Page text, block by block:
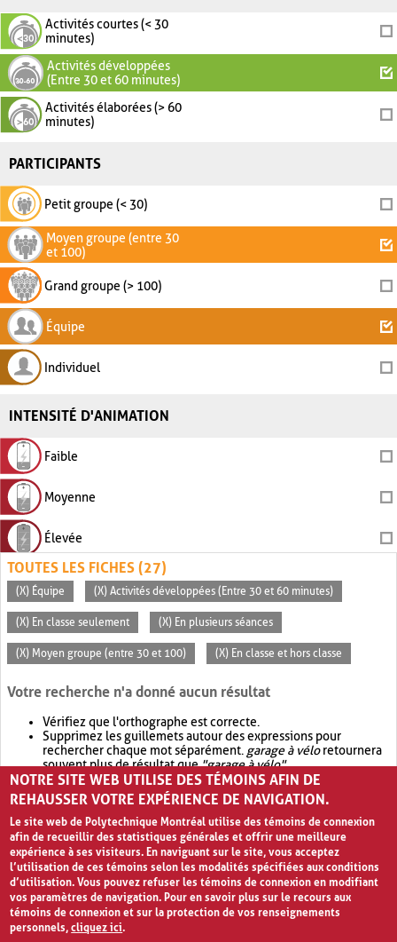
Activités courtes (< 30
minutes)
Activités développées
(Entre 30 et 60 minutes)
Activités élaborées (> 60
minutes)
PARTICIPANTS
Petit groupe (< 30)
Moyen groupe (entre 30
et 100)
Grand groupe (> 100)
Équipe
Individuel
INTENSITÉ D'ANIMATION
Faible
Moyenne
Élevée
TOUTES LES FICHES (27)
(X) Équipe (X) Activités développées (Entre 30 et 60 minutes)
(X) En classe seulement (X) En plusieurs séances
(X) Moyen groupe (entre 30 et 100) (X) En classe et hors classe
Votre recherche n'a donné aucun résultat
Vérifiez que l'orthographe est correcte.
Supprimez les guillemets autour des expressions pour
rechercher chaque mot séparément. garage à véloretournera
souvent plus de résultat que"garage à vélo".
Envisagez d'élargir votre recherche avec OR.garage OR vélo
retournera souvent plus de résultat quegarage à vélo
NOTRE SITE WEB UTILISE DES TÉMOINS AFIN DE
REHAUSSER VOTRE EXPÉRIENCE DE NAVIGATION.
Le site web de Polytechnique Montréal utilise des témoins de connexion
afin de recueillir des statistiques générales et offrir une meilleure
expérience à ses visiteurs. En naviguant sur le site, vous acceptez
l’utilisation de ces témoins selon les modalités spécifiées aux conditions
d’utilisation. Vous pouvez refuser les témoins de connexion en modifiant
vos paramètres de navigation. Pour en savoir plus sur le recours aux
témoins de connexion et sur la protection de vos renseignements
personnels,cliquez ici.